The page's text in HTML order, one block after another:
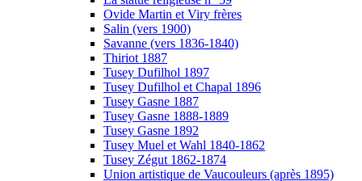
Ovide Martin et Viry frères
Salin (vers 1900)
Savanne (vers 1836-1840)
Thiriot 1887
Tusey Dufilhol 1897
Tusey Dufilhol et Chapal 1896
Tusey Gasne 1887
Tusey Gasne 1888-1889
Tusey Gasne 1892
Tusey Muel et Wahl 1840-1862
Tusey Zégut 1862-1874
Union artistique de Vaucouleurs (après 1895)